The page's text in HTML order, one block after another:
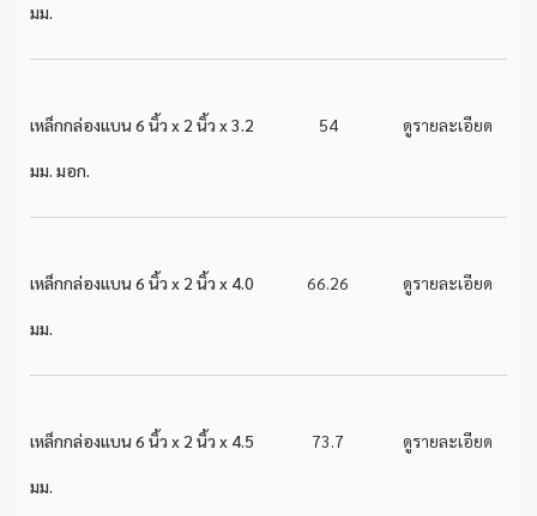
มม.
เหล็กกล่องแบน 6 นิ้ว x 2 นิ้ว x 3.2
มม. มอก.
54 ดูรายละเอียด
เหล็กกล่องแบน 6 นิ้ว x 2 นิ้ว x 4.0
มม.
66.26 ดูรายละเอียด
เหล็กกล่องแบน 6 นิ้ว x 2 นิ้ว x 4.5
มม.
73.7 ดูรายละเอียด